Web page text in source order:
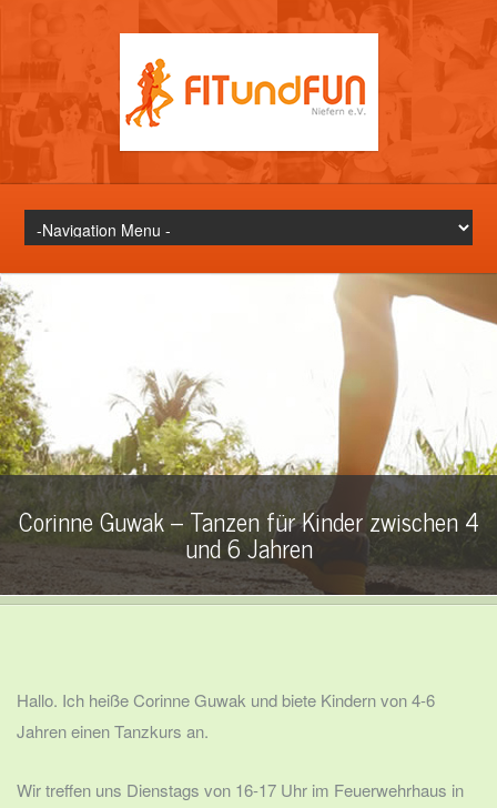
Corinne Guwak – Tanzen für Kinder zwischen 4
und 6 Jahren
Hallo. Ich heiße Corinne Guwak und biete Kindern von 4-6
Jahren einen Tanzkurs an.
Wir treffen uns Dienstags von 16-17 Uhr im Feuerwehrhaus in